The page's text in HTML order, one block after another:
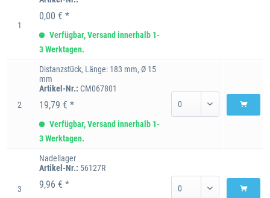
1
0,00 € *
Verfügbar, Versand innerhalb 1-
3 Werktagen.
2
Distanzstück, Länge: 183 mm, Ø 15
mm
Artikel-Nr.: CM067801
19,79 € *
Verfügbar, Versand innerhalb 1-
3 Werktagen.
3
Nadellager
Artikel-Nr.: 56127R
9,96 € *